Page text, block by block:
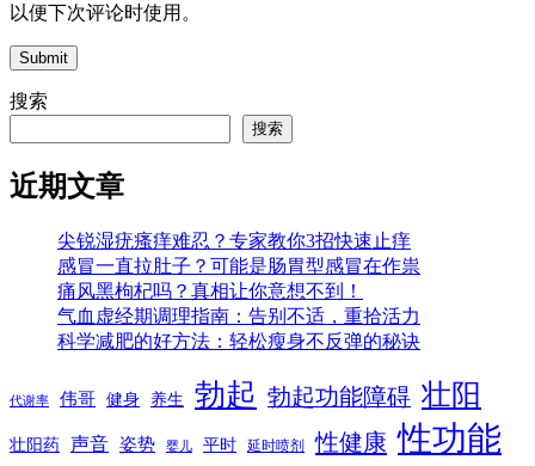
以便下次评论时使用。
Submit
搜索
搜索
近期文章
尖锐湿疣瘙痒难忍？专家教你3招快速止痒
感冒一直拉肚子？可能是肠胃型感冒在作祟
痛风黑枸杞吗？真相让你意想不到！
气血虚经期调理指南：告别不适，重拾活力
科学减肥的好方法：轻松瘦身不反弹的秘诀
代谢率 伟哥 健身 养生 勃起 勃起功能障碍 壮阳
壮阳药 声音 姿势 婴儿 平时 延时喷剂 性健康 性功能